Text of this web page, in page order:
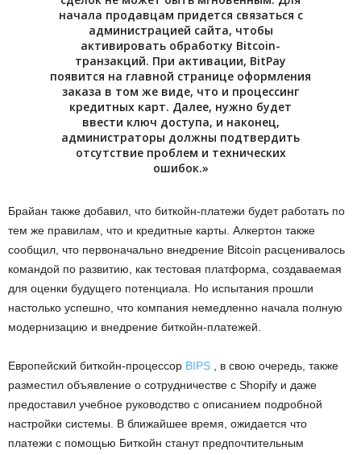
начала продавцам придется связаться с
администрацией сайта, чтобы
активировать обработку Bitcoin-
транзакций. При активации, BitPay
появится на главной странице оформления
заказа в том же виде, что и процессинг
кредитных карт. Далее, нужно будет
ввести ключ доступа, и наконец,
администраторы должны подтвердить
отсутствие проблем и технических
ошибок.»
Брайан также добавил, что биткойн-платежи будет работать по
тем же правилам, что и кредитные карты. Алкертон также
сообщил, что первоначально внедрение Bitcoin расценивалось
командой по развитию, как тестовая платформа, создаваемая
для оценки будущего потенциала. Но испытания прошли
настолько успешно, что компания немедленно начала полную
модернизацию и внедрение биткойн-платежей.
Европейский биткойн-процессор BIPS , в свою очередь, также
разместил объявление о сотрудничестве с Shopify и даже
предоставил учебное руководство с описанием подробной
настройки системы. В ближайшее время, ожидается что
платежи с помощью Биткойн станут предпочтительным